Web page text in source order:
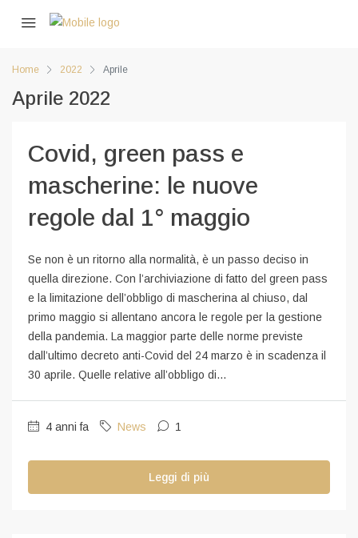
Home 2022 Aprile
Aprile 2022
Covid, green pass e
mascherine: le nuove
regole dal 1° maggio
Se non è un ritorno alla normalità, è un passo deciso in
quella direzione. Con l’archiviazione di fatto del green pass
e la limitazione dell’obbligo di mascherina al chiuso, dal
primo maggio si allentano ancora le regole per la gestione
della pandemia. La maggior parte delle norme previste
dall’ultimo decreto anti-Covid del 24 marzo è in scadenza il
30 aprile. Quelle relative all’obbligo di...
4 anni fa News 1
Leggi di più